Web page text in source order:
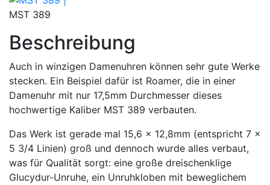
MST 389
Beschreibung
Auch in winzigen Damenuhren können sehr gute Werke
stecken. Ein Beispiel dafür ist Roamer, die in einer
Damenuhr mit nur 17,5mm Durchmesser dieses
hochwertige Kaliber MST 389 verbauten.
Das Werk ist gerade mal 15,6 x 12,8mm (entspricht 7 x
5 3/4 Linien) groß und dennoch wurde alles verbaut,
was für Qualität sorgt: eine große dreischenklige
Glucydur-Unruhe, ein Unruhkloben mit beweglichem